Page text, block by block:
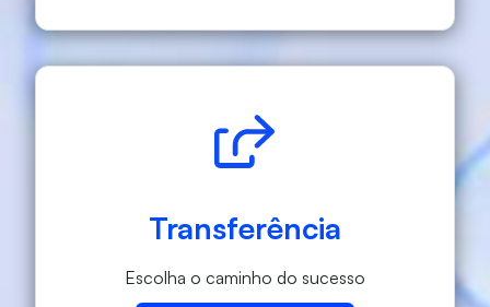
Transferência
Escolha o caminho do sucesso